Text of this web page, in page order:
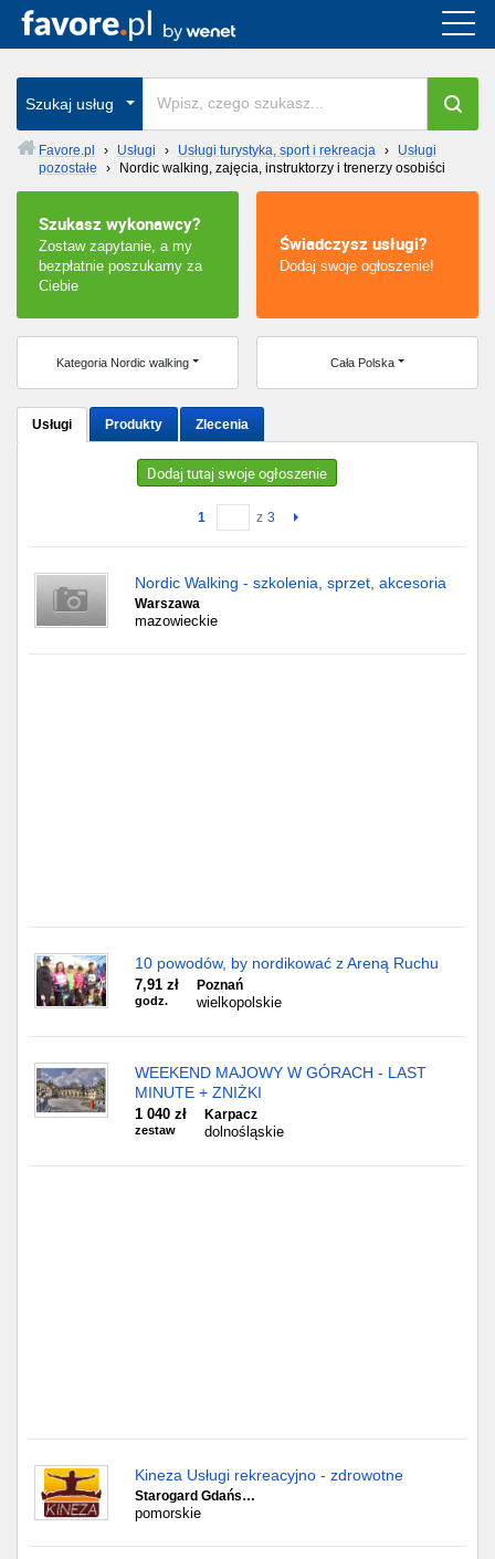
Szukaj usług
Favore.pl › Usługi › Usługi turystyka, sport i rekreacja ›
Usługi
pozostałe
› Nordic walking, zajęcia, instruktorzy i trenerzy osobiści
Szukasz wykonawcy?
Zostaw zapytanie, a my
bezpłatnie poszukamy za
Ciebie
Świadczysz usługi?
Dodaj swoje ogłoszenie!
Kategoria Nordic walking Cała Polska
Usługi Produkty Zlecenia
Dodaj tutaj swoje ogłoszenie
1 z 3
Nordic Walking - szkolenia, sprzet, akcesoria
Warszawa
mazowieckie
10 powodów, by nordikować z Areną Ruchu
7,91 zł
godz.
Poznań
wielkopolskie
WEEKEND MAJOWY W GÓRACH - LAST
MINUTE + ZNIŻKI
1 040 zł
zestaw
Karpacz
dolnośląskie
Kineza Usługi rekreacyjno - zdrowotne
Starogard Gdańs…
pomorskie
Cała Polska
wszystkie w całym kraju
Wrocław
Kraków
Poznań
Łódź
Katowice
Chorzów
Częstochowa
Olsztyn